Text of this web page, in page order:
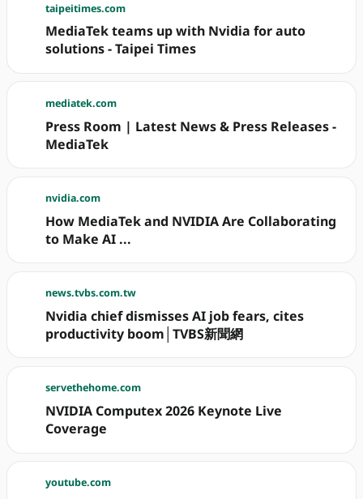
taipeitimes.com
MediaTek teams up with Nvidia for auto
solutions - Taipei Times
mediatek.com
Press Room | Latest News & Press Releases -
MediaTek
nvidia.com
How MediaTek and NVIDIA Are Collaborating
to Make AI ...
news.tvbs.com.tw
Nvidia chief dismisses AI job fears, cites
productivity boom│TVBS新聞網
servethehome.com
NVIDIA Computex 2026 Keynote Live
Coverage
youtube.com